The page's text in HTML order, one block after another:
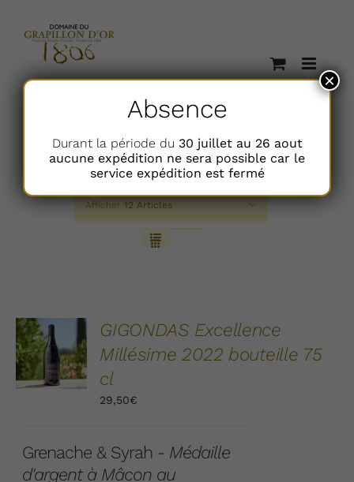
contenu
Trier parClassement
Afficher 12 Articles
AJOUTER
AU
PANIER
/
DÉTAILS
GIGONDAS Excellence
Millésime 2022 bouteille 75
cl
29,50€
Grenache & Syrah - Médaille
d'argent à Mâcon au
Absence
Durant la période du 30 juillet au 26 aout
aucune expédition ne sera possible car le
service expédition est fermé
×